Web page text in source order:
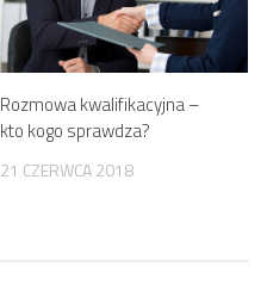
Rozmowa kwalifikacyjna –
kto kogo sprawdza?
21 CZERWCA 2018